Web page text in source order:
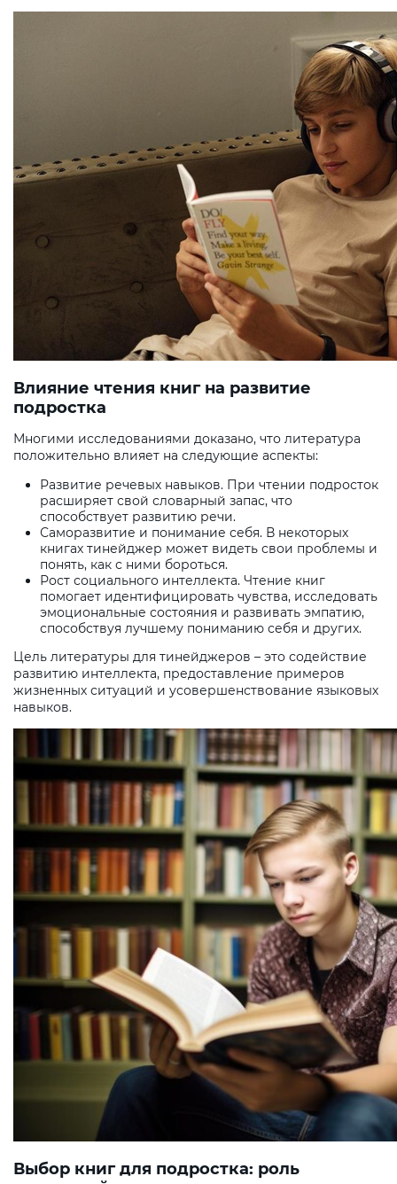
Влияние чтения книг на развитие
подростка
Многими исследованиями доказано, что литература
положительно влияет на следующие аспекты:
Развитие речевых навыков. При чтении подросток
расширяет свой словарный запас, что
способствует развитию речи.
Саморазвитие и понимание себя. В некоторых
книгах тинейджер может видеть свои проблемы и
понять, как с ними бороться.
Рост социального интеллекта. Чтение книг
помогает идентифицировать чувства, исследовать
эмоциональные состояния и развивать эмпатию,
способствуя лучшему пониманию себя и других.
Цель литературы для тинейджеров – это содействие
развитию интеллекта, предоставление примеров
жизненных ситуаций и усовершенствование языковых
навыков.
Выбор книг для подростка: роль